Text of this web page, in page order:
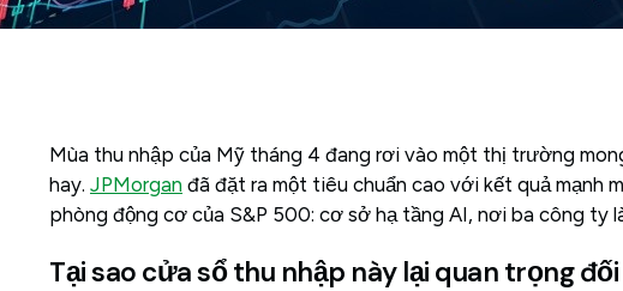
Mùa thu nhập của Mỹ tháng 4 đang rơi vào một thị trường
hay. JPMorgan đã đặt ra một tiêu chuẩn cao với kết quả mạnh
phòng động cơ của S&P 500: cơ sở hạ tầng AI, nơi ba công ty
Tại sao cửa sổ thu nhập này lại quan trọng đối